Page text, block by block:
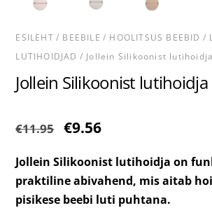
ESILEHT/ BEEBILE / HOOLITSUS BEEBID /
LUTIHOIDJAD / Jollein Silikoonist lutihoidja
Jollein Silikoonist lutihoidja
€11.95 Algne
oli:
€11.95.
€9.56Praegune
on:
€9.56.
Jollein Silikoonist lutihoidja on
praktiline abivahend, mis aitab
pisikese beebi luti puhtana.